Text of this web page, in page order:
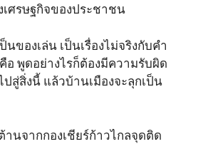
เศรษฐกิจของประชาชน
ของเล่น เป็นเรื่องไม่จริงกับคำ
อ พูดอย่างไรก็ต้องมีความรับผิด
สู่สิ่งนี้ แล้วบ้านเมืองจะลุกเป็น
นจากกองเชียร์ก้าวไกลจุดติด